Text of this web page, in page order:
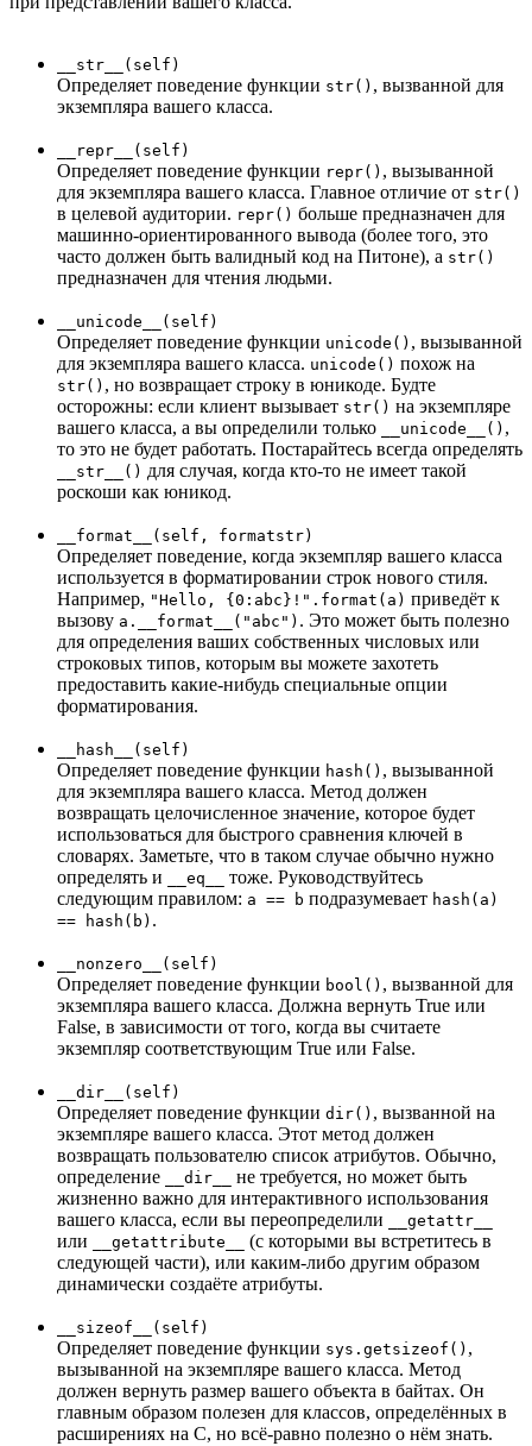
__str__(self)
Определяет поведение функции str() , вызванной для
экземпляра вашего класса.
__repr__(self)
Определяет поведение функции repr() , вызыванной
для экземпляра вашего класса. Главное отличие от str()
в целевой аудитории. repr() больше предназначен для
машинно-ориентированного вывода (более того, это
часто должен быть валидный код на Питоне), а str()
предназначен для чтения людьми.
__unicode__(self)
Определяет поведение функции unicode() , вызыванной
для экземпляра вашего класса. unicode() похож на
str() , но возвращает строку в юникоде. Будте
осторожны: если клиент вызывает str() на экземпляре
вашего класса, а вы определили только
__unicode__() ,
то это не будет работать. Постарайтесь всегда определять
__str__() для случая, когда кто-то не имеет такой
роскоши как юникод.
__format__(self, formatstr)
Определяет поведение, когда экземпляр вашего класса
используется в форматировании строк нового стиля.
Например, "Hello, {0:abc}!".format(a) приведёт к
вызову a.__format__("abc") . Это может быть полезно
для определения ваших собственных числовых или
строковых типов, которым вы можете захотеть
предоставить какие-нибудь специальные опции
форматирования.
__hash__(self)
Определяет поведение функции hash() , вызыванной
для экземпляра вашего класса. Метод должен
возвращать целочисленное значение, которое будет
использоваться для быстрого сравнения ключей в
словарях. Заметьте, что в таком случае обычно нужно
определять и
__eq__
тоже. Руководствуйтесь
следующим правилом: a == b подразумевает hash(a)
== hash(b) .
__nonzero__(self)
Определяет поведение функции bool() , вызванной для
экземпляра вашего класса. Должна вернуть True или
False, в зависимости от того, когда вы считаете
экземпляр соответствующим True или False.
__dir__(self)
Определяет поведение функции dir() , вызванной на
экземпляре вашего класса. Этот метод должен
возвращать пользователю список атрибутов. Обычно,
определение
__dir__
не требуется, но может быть
жизненно важно для интерактивного использования
вашего класса, если вы переопределили
__getattr__
или __getattribute__
(с которыми вы встретитесь в
следующей части), или каким-либо другим образом
динамически создаёте атрибуты.
__sizeof__(self)
Определяет поведение функции sys.getsizeof() ,
вызыванной на экземпляре вашего класса. Метод
должен вернуть размер вашего объекта в байтах. Он
главным образом полезен для классов, определённых в
расширениях на C, но всё-равно полезно о нём знать.